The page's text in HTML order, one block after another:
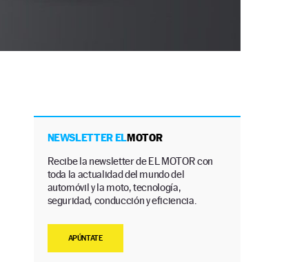
NEWSLETTER ELMOTOR
Recibe la newsletter de EL MOTOR con
toda la actualidad del mundo del
automóvil y la moto, tecnología,
seguridad, conducción y eficiencia.
APÚNTATE